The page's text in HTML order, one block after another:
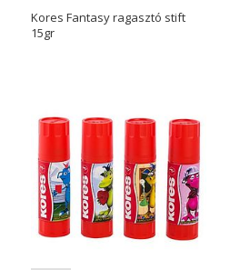
Kores Fantasy ragasztó stift
15gr